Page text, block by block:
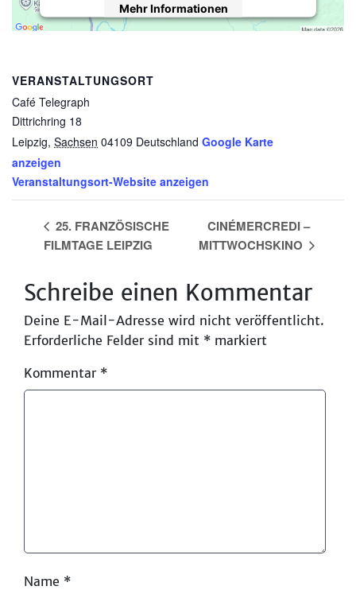
VERANSTALTUNGSORT
Café Telegraph
Dittrichring 18
Leipzig, Sachsen 04109 Deutschland Google Karte
anzeigen
Veranstaltungsort-Website anzeigen
Mehr Informationen
powered byUsercentrics Consent
Management Platform
25. FRANZÖSISCHE
FILMTAGE LEIPZIG
CINÉMERCREDI –
MITTWOCHSKINO
Schreibe einen Kommentar
Deine E-Mail-Adresse wird nicht veröffentlicht.
Erforderliche Felder sind mit * markiert
Kommentar *
Name *